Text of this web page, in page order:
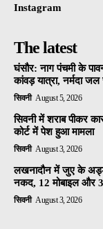
Instagram
The latest
घंसौर: नाग पंचमी के
कांवड़ यात्रा, नर्मदा
सिवनी August 5, 2026
सिवनी में शराब पीकर
कोर्ट में पेश हुआ मामला
सिवनी August 3, 2026
लखनादौन में जुए के अड्डे
नकद, 12 मोबाइल और
सिवनी August 3, 2026